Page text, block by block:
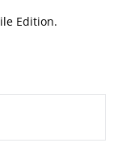
Edition.